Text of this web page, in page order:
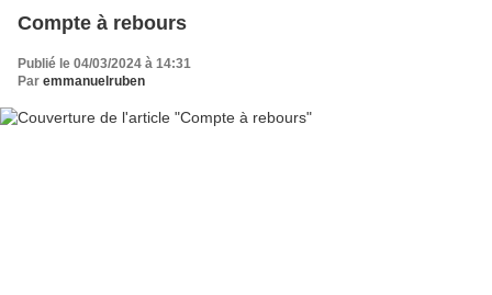
Compte à rebours
Publié le 04/03/2024 à 14:31
Par emmanuelruben